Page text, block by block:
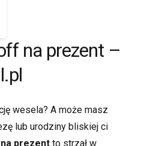
na prezent –
wesela? A może masz
lub urodziny bliskiej ci
prezent to strzał w